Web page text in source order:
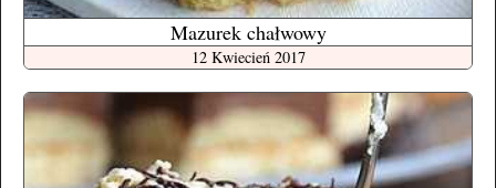
Mazurek chałwowy
12 Kwiecień 2017